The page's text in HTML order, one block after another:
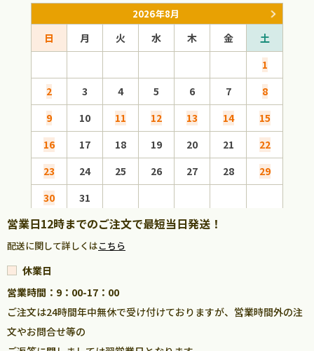
2026年8月
日 月 火 水 木 金
土
1
2
3 4 5 6 7
8
9
10 11 12 13 14
15
16
17 18 19 20 21
22
23
24 25 26 27 28
29
30
31
営業日12時までのご注文で最短当日発送！
配送に関して詳しくはこちら
休業日
営業時間：9：00-17：00
ご注文は24時間年中無休で受け付けておりますが、営業時間外の注
文やお問合せ等の